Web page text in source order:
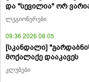
და "სევილია" ორ
ლეგიონერები
09:36 2026.08.05
[სკანდალი]
მოქალაქე დააკავეს
კლუბები